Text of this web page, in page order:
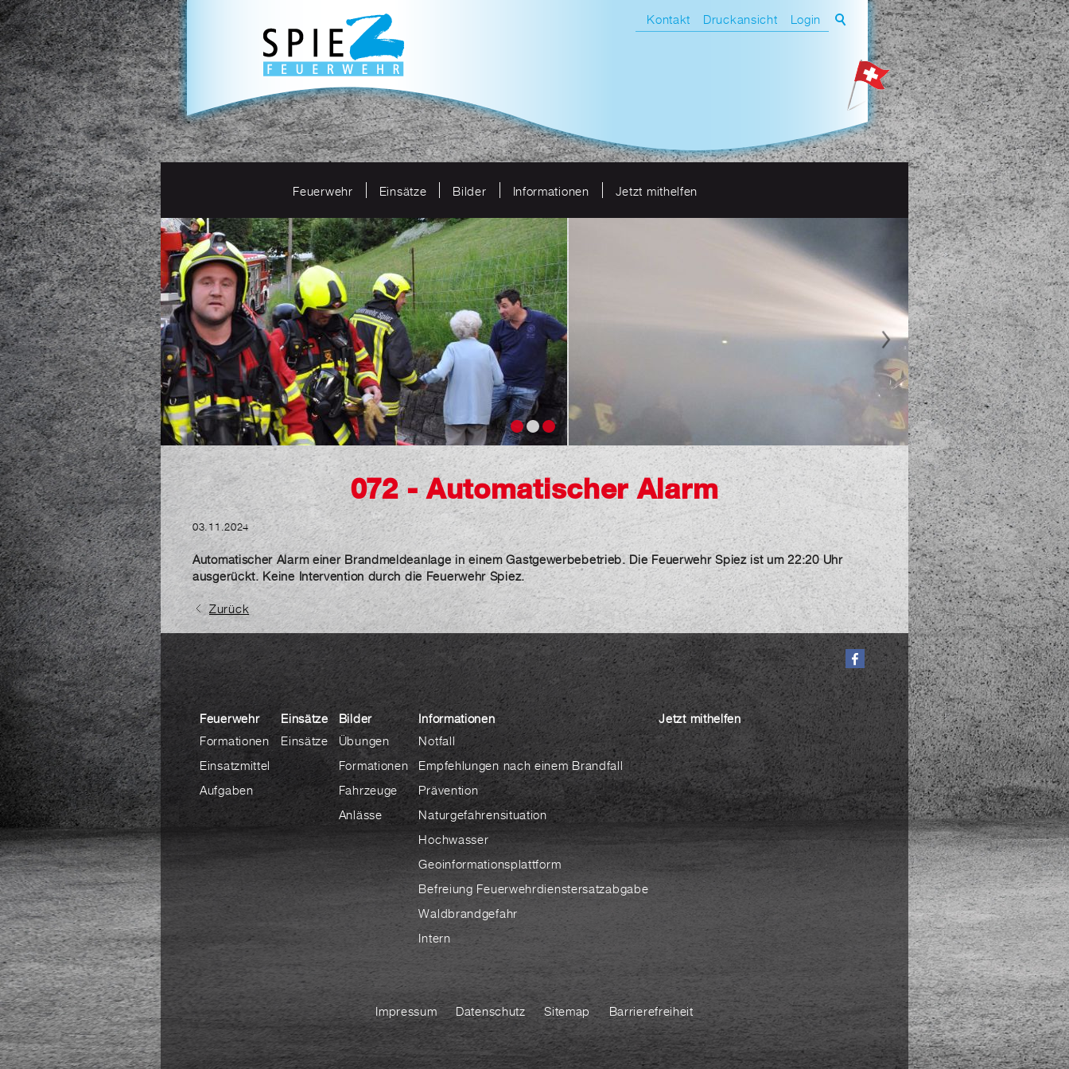
Kontakt Druckansicht Login
Feuerwehr Einsätze Bilder Informationen Jetzt mithelfen
072 - Automatischer Alarm
03.11.2024
Automatischer Alarm einer Brandmeldeanlage in einem Gastgewerbebetrieb. Die Feuerwehr Spiez ist um 22:20 Uhr
ausgerückt. Keine Intervention durch die Feuerwehr Spiez.
Zurück
Feuerwehr
Formationen
Einsatzmittel
Aufgaben
Einsätze
Einsätze
Bilder
Übungen
Formationen
Fahrzeuge
Anlässe
Informationen
Notfall
Empfehlungen nach einem Brandfall
Prävention
Naturgefahrensituation
Hochwasser
Geoinformationsplattform
Befreiung Feuerwehrdienstersatzabgabe
Waldbrandgefahr
Intern
Jetzt mithelfen
Impressum Datenschutz Sitemap Barrierefreiheit